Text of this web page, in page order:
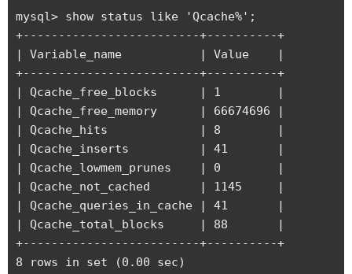
mysql> show status like 'Qcache%';
+-------------------------+----------+
| Variable_name           | Value    |
+-------------------------+----------+
| Qcache_free_blocks      | 1        |
| Qcache_free_memory      | 66674696 |
| Qcache_hits             | 8        |
| Qcache_inserts          | 41       |
| Qcache_lowmem_prunes    | 0        |
| Qcache_not_cached       | 1145     |
| Qcache_queries_in_cache | 41       |
| Qcache_total_blocks     | 88       |
+-------------------------+----------+